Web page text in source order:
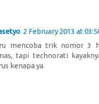
2 February 2013 at
mencoba trik nomor 3
tapi technorati
kenapa ya